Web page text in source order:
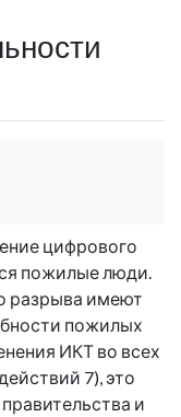
цифрового
пожилые люди.
разрыва имеют
пожилых
ИКТ во всех
7), это
и